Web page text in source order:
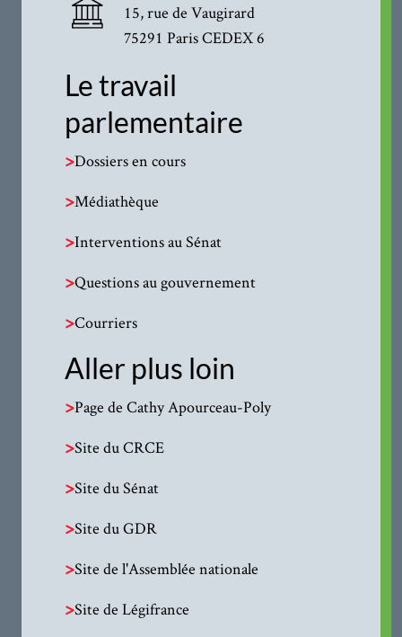
15, rue de Vaugirard
75291 Paris CEDEX 6
Le travail
parlementaire
>Dossiers en cours
>Médiathèque
>Interventions au Sénat
>Questions au gouvernement
>Courriers
Aller plus loin
>Page de Cathy Apourceau-Poly
>Site du CRCE
>Site du Sénat
>Site du GDR
>Site de l'Assemblée nationale
>Site de Légifrance